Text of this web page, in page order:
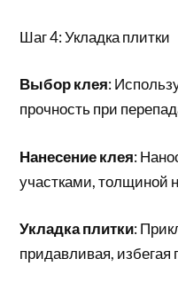
Шаг 4: Укладка плитки
Выбор клея:
прочность при
Нанесение клея:
участками, толщиной
Укладка плитки:
придавливая, избегая